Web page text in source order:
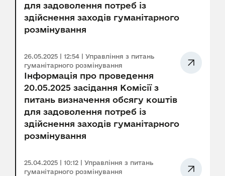
для задоволення потреб із
здійснення заходів гуманітарного
розмінування
26.05.2025 | 12:54 | Управління з питань
гуманітарного розмінування
Інформація про проведення
20.05.2025 засідання Комісії з
питань визначення обсягу коштів
для задоволення потреб із
здійснення заходів гуманітарного
розмінування
25.04.2025 | 10:12 | Управління з питань
гуманітарного розмінування